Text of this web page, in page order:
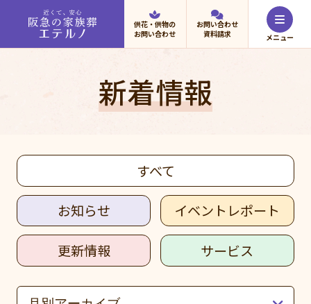
供花・供物の
お問い合わせ
お問い合わせ
資料請求
新着情報
すべて
お知らせ イベントレポート
更新情報 サービス